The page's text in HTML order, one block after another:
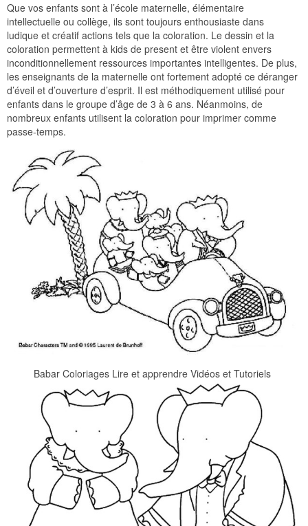
Que vos enfants sont à l’école maternelle, élémentaire
intellectuelle ou collège, ils sont toujours enthousiaste dans
ludique et créatif actions tels que la coloration. Le dessin et la
coloration permettent à kids de present et être violent envers
inconditionnellement ressources importantes intelligentes. De plus,
les enseignants de la maternelle ont fortement adopté ce déranger
d’éveil et d’ouverture d’esprit. Il est méthodiquement utilisé pour
enfants dans le groupe d’âge de 3 à 6 ans. Néanmoins, de
nombreux enfants utilisent la coloration pour imprimer comme
passe-temps.
Babar Coloriages Lire et apprendre Vidéos et Tutoriels